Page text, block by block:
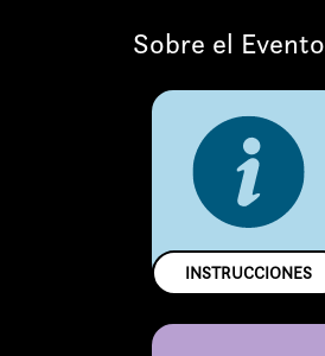
Sobre el Evento
INSTRUCCIONES